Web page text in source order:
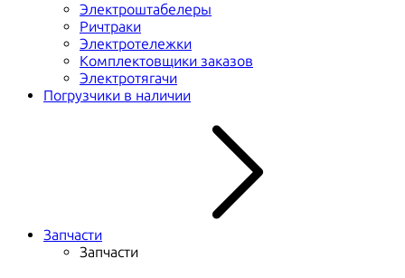
Электроштабелеры
Ричтраки
Электротележки
Комплектовщики заказов
Электротягачи
Погрузчики в наличии
Запчасти
Запчасти